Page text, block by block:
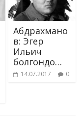
Абдрахмано
в: Эгер
Ильич
болгондо…
14.07.2017 0